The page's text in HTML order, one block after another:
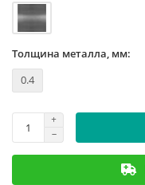
Толщина металла, мм:
0.4